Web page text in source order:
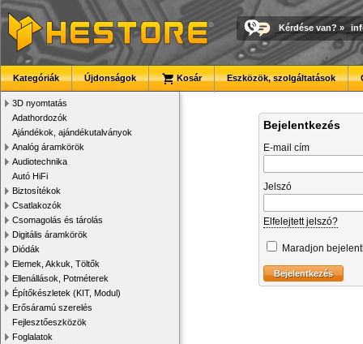
Kérdése van? »
Kategóriák Újdonságok Kosár Eszközök, szolgáltatások
3D nyomtatás
Adathordozók
Ajándékok, ajándékutalványok
Analóg áramkörök
Audiotechnika
Autó HiFi
Biztosítékok
Csatlakozók
Csomagolás és tárolás
Digitális áramkörök
Diódák
Elemek, Akkuk, Töltők
Ellenállások, Potméterek
Építőkészletek (KIT, Modul)
Erősáramú szerelés
Fejlesztőeszközök
Foglalatok
Bejelentkezés
E-mail cím
Jelszó
Elfelejtett jelszó?
Maradjon